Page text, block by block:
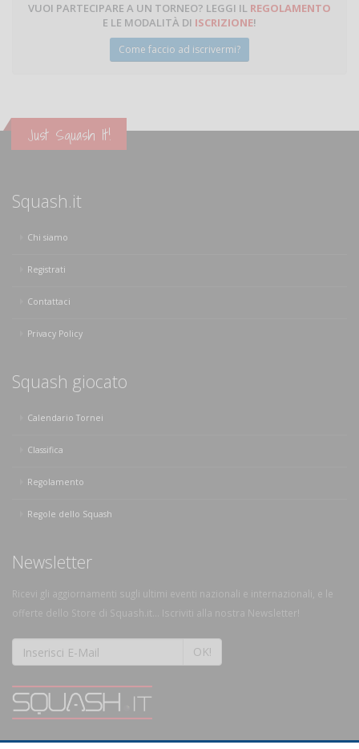
VUOI PARTECIPARE A UN TORNEO? LEGGI IL REGOLAMENTO
E LE MODALITÀ DI ISCRIZIONE!
Come faccio ad iscrivermi?
Just Squash It!
Squash.it
Chi siamo
Registrati
Contattaci
Privacy Policy
Squash giocato
Calendario Tornei
Classifica
Regolamento
Regole dello Squash
Newsletter
Ricevi gli aggiornamenti sugli ultimi eventi nazionali e internazionali, e le
offerte dello Store di Squash.it... Iscriviti alla nostra Newsletter!
OK!